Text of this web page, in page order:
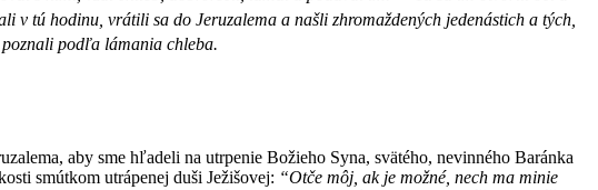
v tú hodinu, vrátili sa do Jeruzalema a našli zhromaždených jedenástich a tých,
podľa lámania chleba.
aby sme hľadeli na utrpenie Božieho Syna, svätého, nevinného Baránka
smútkom utrápenej duši Ježišovej: “Otče môj, ak je možné, nech ma minie